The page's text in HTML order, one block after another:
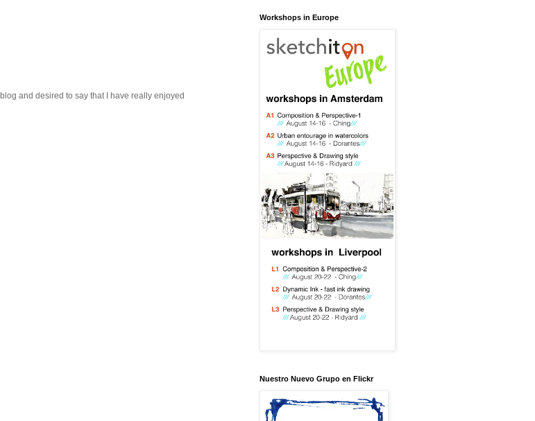
blog and desired to say that I have really enjoyed
Workshops in Europe
Nuestro Nuevo Grupo en Flickr